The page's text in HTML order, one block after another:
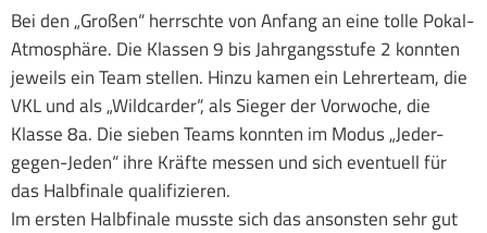
Bei den „Großen“ herrschte von Anfang an eine tolle Pokal-
Atmosphäre. Die Klassen 9 bis Jahrgangsstufe 2 konnten
jeweils ein Team stellen. Hinzu kamen ein Lehrerteam, die
VKL und als „Wildcarder“, als Sieger der Vorwoche, die
Klasse 8a. Die sieben Teams konnten im Modus „Jeder-
gegen-Jeden“ ihre Kräfte messen und sich eventuell für
das Halbfinale qualifizieren.
Im ersten Halbfinale musste sich das ansonsten sehr gut